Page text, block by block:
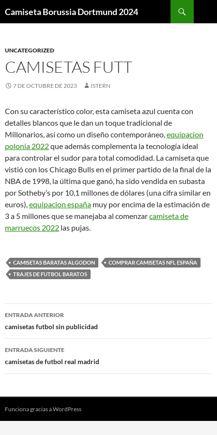
Camiseta Borussia Dortmund 2024
UNCATEGORIZED
CAMISETAS FUTT
7 DE OCTUBRE DE 2023 ISTERN
Con su característico color, esta camiseta azul cuenta con
detalles blancos que le dan un toque tradicional de
Millonarios, así como un diseño contemporáneo,equipacion
polonia 2022que además complementa la tecnología ideal
para controlar el sudor para total comodidad. La camiseta que
vistió con los Chicago Bulls en el primer partido de la final de la
NBA de 1998, la última que ganó, ha sido vendida en subasta
por Sotheby’s por 10,1 millones de dólares (una cifra similar en
euros),equipacion españa muy por encima de la estimación de
3 a 5 millones que se manejaba al comenzarcamiseta de
marruecos 2022 las pujas.
CAMISETAS BARATAS ALGODON
COMPRAR CAMISETAS NFL ESPAÑA
TRAJES DE FUTBOL BARATOS
Navegación
de
entradas
ENTRADA ANTERIOR
camisetas futbol sin publicidad
ENTRADA SIGUIENTE
camisetas de futbol real madrid
Funciona gracias a WordPress